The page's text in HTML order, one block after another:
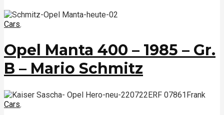
Cars,
Opel Manta 400 – 1985 – Gr.
B – Mario Schmitz
Cars,